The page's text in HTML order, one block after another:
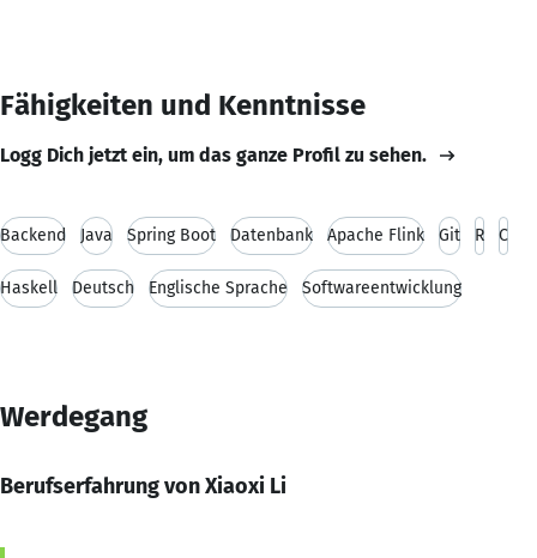
Fähigkeiten und Kenntnisse
Logg Dich jetzt ein, um das ganze Profil zu sehen.
Backend Java Spring Boot Datenbank Apache Flink Git R C
Haskell Deutsch Englische Sprache Softwareentwicklung
Werdegang
Berufserfahrung von Xiaoxi Li